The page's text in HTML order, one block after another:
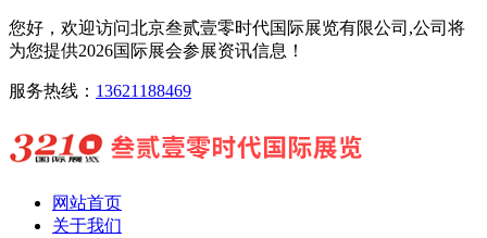
您好，欢迎访问北京叁贰壹零时代国际展览有限公司,公司将
为您提供2026国际展会参展资讯信息！
服务热线： 13621188469
网站首页
关于我们